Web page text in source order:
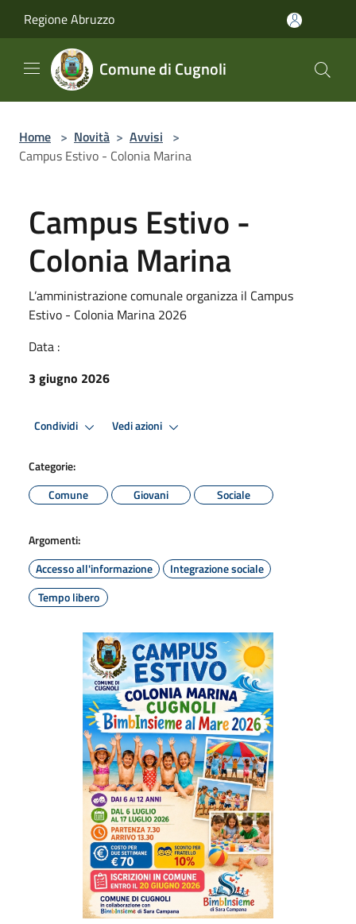
Regione Abruzzo
Comune di Cugnoli
Home > Novità > Avvisi >
Campus Estivo - Colonia Marina
Campus Estivo -
Colonia Marina
L’amministrazione comunale organizza il Campus
Estivo - Colonia Marina 2026
Data :
3 giugno 2026
Condividi Vedi azioni
Categorie:
Comune
Giovani Sociale
Argomenti:
Accesso all'informazione
Integrazione sociale
Tempo libero